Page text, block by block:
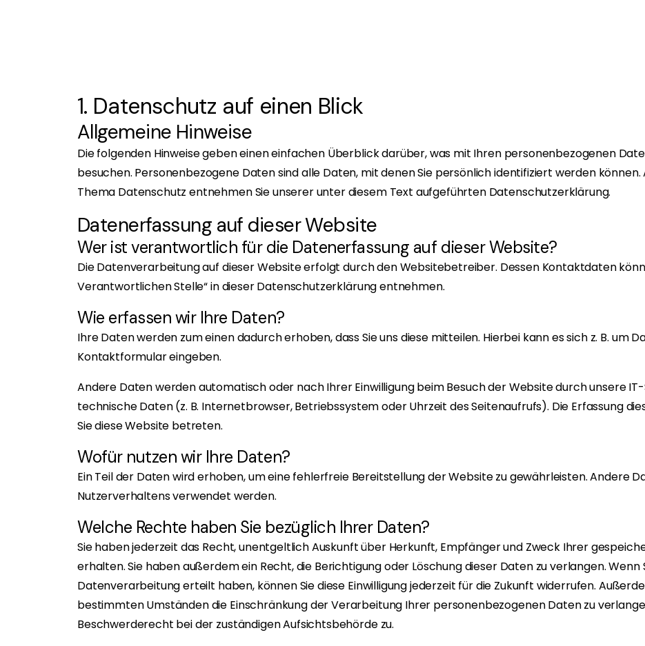
1. Datenschutz auf einen Blick
Allgemeine Hinweise
Die folgenden Hinweise geben einen einfachen Überblick darüber, was mit Ihren personenbezogenen
besuchen. Personenbezogene Daten sind alle Daten, mit denen Sie persönlich identifiziert werden
Thema Datenschutz entnehmen Sie unserer unter diesem Text aufgeführten Datenschutzerklärung.
Datenerfassung auf dieser Website
Wer ist verantwortlich für die Datenerfassung auf dieser Website?
Die Datenverarbeitung auf dieser Website erfolgt durch den Websitebetreiber. Dessen Kontaktdaten
Verantwortlichen Stelle“ in dieser Datenschutzerklärung entnehmen.
Wie erfassen wir Ihre Daten?
Ihre Daten werden zum einen dadurch erhoben, dass Sie uns diese mitteilen. Hierbei kann es sich z. B. um
Kontaktformular eingeben.
Andere Daten werden automatisch oder nach Ihrer Einwilligung beim Besuch der Website durch unsere
technische Daten (z. B. Internetbrowser, Betriebssystem oder Uhrzeit des Seitenaufrufs). Die Erfassung
Sie diese Website betreten.
Wofür nutzen wir Ihre Daten?
Ein Teil der Daten wird erhoben, um eine fehlerfreie Bereitstellung der Website zu gewährleisten. Andere
Nutzerverhaltens verwendet werden.
Welche Rechte haben Sie bezüglich Ihrer Daten?
Sie haben jederzeit das Recht, unentgeltlich Auskunft über Herkunft, Empfänger und Zweck Ihrer
erhalten. Sie haben außerdem ein Recht, die Berichtigung oder Löschung dieser Daten zu verlangen. Wenn
Datenverarbeitung erteilt haben, können Sie diese Einwilligung jederzeit für die Zukunft widerrufen.
bestimmten Umständen die Einschränkung der Verarbeitung Ihrer personenbezogenen Daten zu
Beschwerderecht bei der zuständigen Aufsichtsbehörde zu.